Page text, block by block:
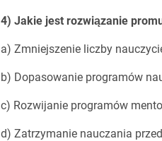
4) Jakie jest rozwiązanie
a) Zmniejszenie liczby
b) Dopasowanie programów
c) Rozwijanie programów
d) Zatrzymanie nauczania